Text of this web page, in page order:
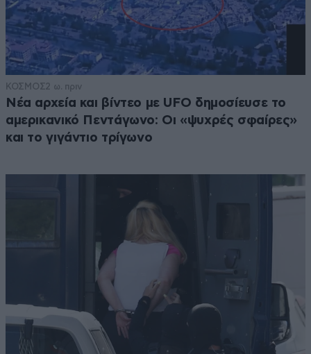
ΚΟΣΜΟΣ2 ω. πριν
Νέα αρχεία και βίντεο με UFO δημοσίευσε το
αμερικανικό Πεντάγωνο: Οι «ψυχρές σφαίρες»
και το γιγάντιο τρίγωνο